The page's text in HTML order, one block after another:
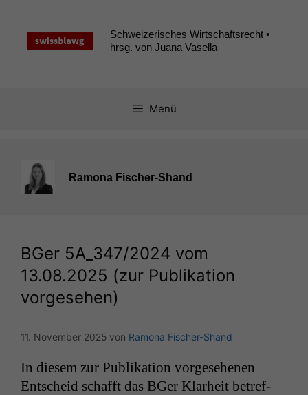
springen
Schweizerisches Wirtschaftsrecht •
hrsg. von Juana Vasella
Menü
Ramona Fischer-Shand
BGer 5A_347/2024 vom
13.08.2025 (zur Publikation
vorgesehen)
11. November 2025 von Ramona Fischer-Shand
In diesem zur Pub­lika­tion vorge­se­henen
Entscheid schafft das BGer Klarheit betr­e­f­